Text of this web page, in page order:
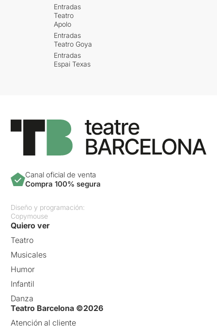
Entradas
Teatro
Apolo
Entradas
Teatro Goya
Entradas
Espai Texas
Canal oficial de venta
Compra 100% segura
Diseño y programación:
Copymouse
Quiero ver
Teatro
Musicales
Humor
Infantil
Danza
Teatro Barcelona ©2026
Atención al cliente